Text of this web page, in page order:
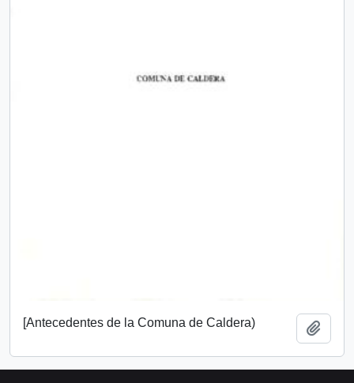
[Antecedentes de la Comuna de Caldera)